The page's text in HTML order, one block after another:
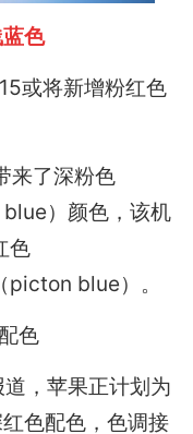
色
或将新增粉红色
来了深粉色
）颜色，该机
色
picton blue）。
色
，苹果正计划为
色配色，色调接